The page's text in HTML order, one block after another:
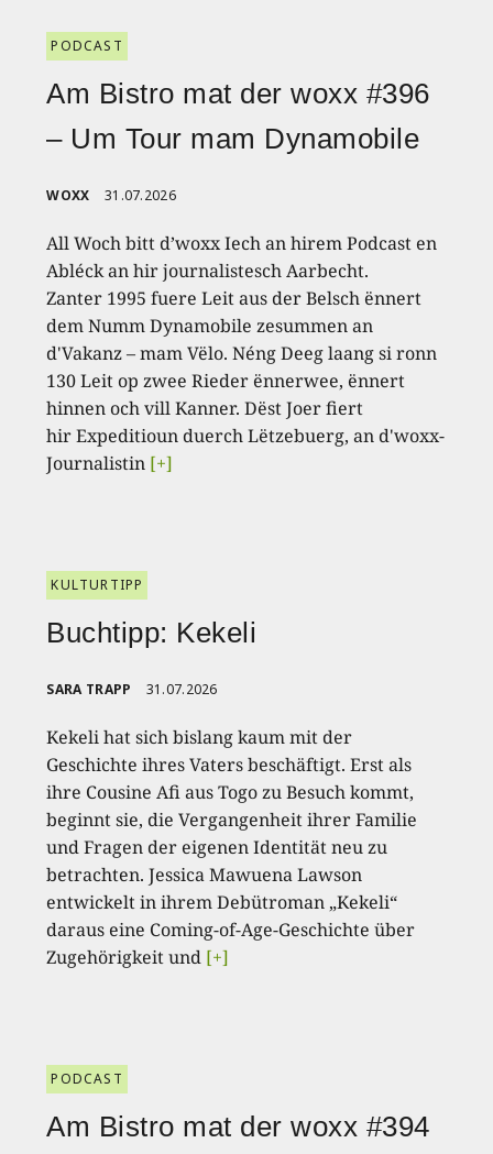
PODCAST
Am Bistro mat der woxx #396
– Um Tour mam Dynamobile
WOXX 31.07.2026
All Woch bitt d’woxx Iech an hirem Podcast en
Abléck an hir journalistesch Aarbecht.
Zanter 1995 fuere Leit aus der Belsch ënnert
dem Numm Dynamobile zesummen an
d'Vakanz – mam Vëlo. Néng Deeg laang si ronn
130 Leit op zwee Rieder ënnerwee, ënnert
hinnen och vill Kanner. Dëst Joer fiert
hir Expeditioun duerch Lëtzebuerg, an d'woxx-
Journalistin [+]
KULTURTIPP
Buchtipp: Kekeli
SARA TRAPP 31.07.2026
Kekeli hat sich bislang kaum mit der
Geschichte ihres Vaters beschäftigt. Erst als
ihre Cousine Afi aus Togo zu Besuch kommt,
beginnt sie, die Vergangenheit ihrer Familie
und Fragen der eigenen Identität neu zu
betrachten. Jessica Mawuena Lawson
entwickelt in ihrem Debütroman „Kekeli“
daraus eine Coming-of-Age-Geschichte über
Zugehörigkeit und [+]
PODCAST
Am Bistro mat der woxx #394